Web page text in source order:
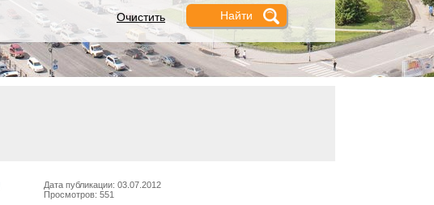
Очистить
Дата публикации: 03.07.2012
Просмотров: 551